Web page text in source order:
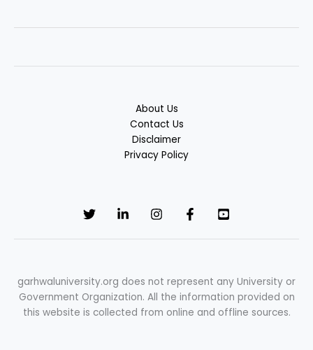
About Us
Contact Us
Disclaimer
Privacy Policy
garhwaluniversity.org does not represent any University or
Government Organization. All the information provided on
this website is collected from online and offline sources.